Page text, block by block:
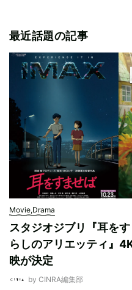
最近話題の記事
Movie,Drama
スタジオジブリ『耳を
らしのアリエッティ』
映が決定
by CINRA編集部